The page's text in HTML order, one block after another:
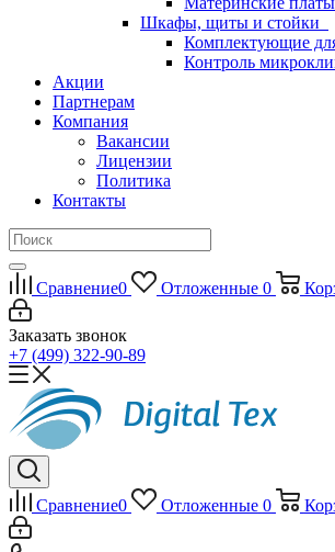
Шкафы, щиты и стойки
Комплектующие
Контроль
Акции
Партнерам
Компания
Вакансии
Лицензии
Политика
Контакты
Сравнение0 Отложенные 0
Заказать звонок
+7 (499) 322-90-89
Сравнение0 Отложенные 0